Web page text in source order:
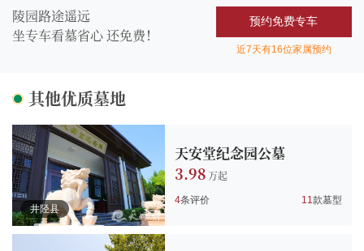
陵园路途遥远
坐专车看墓省心 还免费！
预约免费专车
近7天有16位家属预约
其他优质墓地
井陉县
天安堂纪念园公墓
3.98
4条评价 11款墓型